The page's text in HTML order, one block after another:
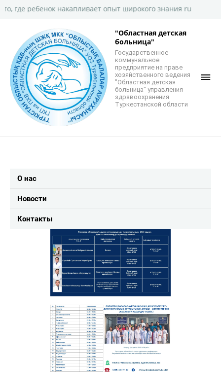
накапливает опыт широкого знания ru
"Областная детская
больница"
Государственное
коммунальное
предприятие на праве
хозяйственного ведения
"Областная детская
больница" управления
здравоохранения
Туркестанской области
О нас
Новости
Контакты